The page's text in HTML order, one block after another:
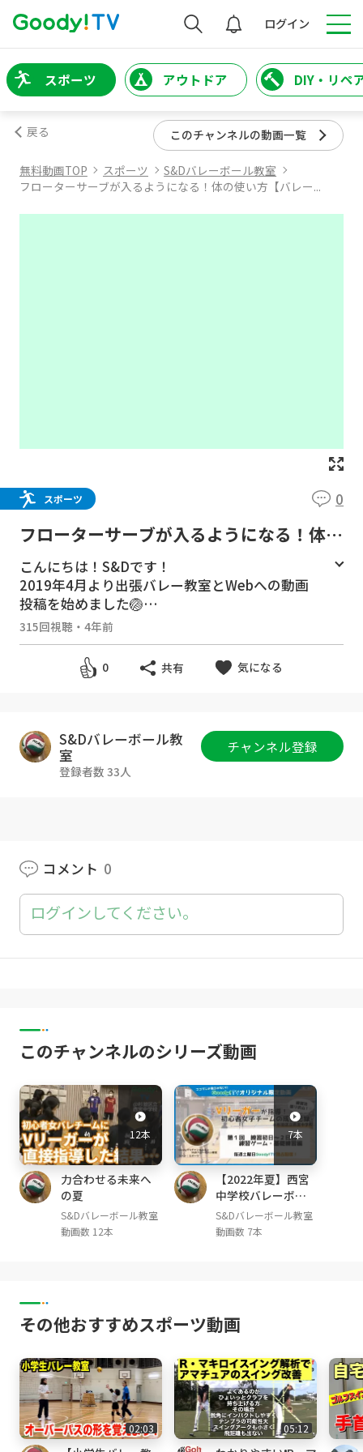
検索 ログイン
スポーツ アウトドア DIY・リペ
戻る このチャンネルの動画一覧
無料動画TOP スポーツ
S&Dバレーボール教室
フローターサーブが入るようになる！体の使い方【バレー...
スポーツ 0
フローターサーブが入るようになる！体の
使い方【バレーボール】
こんにちは！S&Dです！
2019年4月より出張バレー教室とWebへの動画
投稿を始めました🏐
バレーボールに関する動画を、全て無料で配信
していきます👍
私たちの今までの経験に基づき、１人でも上達
の気づきやキッカケになってもらえればとても
【フローターサーブが入るようになる！体の使
い方を詳しく解説！】です！
---------------------------------------------------------
#バレーボール #ハイキュー ＃フローターサ
ーブ
315回視聴 ・ 4年前
0 共有 気になる
S&Dバレーボール教
室
登録者数 33人
チャンネル登録
コメント 0
ログインしてください。
このチャンネルのシリーズ動画
12本
力合わせる未来へ
の夏
S&Dバレーボール教室
動画数 12本
7本
【2022年夏】西宮
中学校バレーボー
ル部との８日間
S&Dバレーボール教室
動画数 7本
その他おすすめスポーツ動画
02:03 05:12